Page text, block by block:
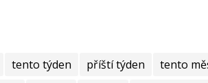
tento týden příští týden
tento